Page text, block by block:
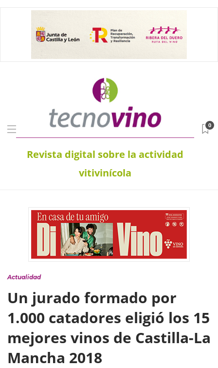
Revista digital sobre la actividad
vitivinícola
0
Actualidad
Un jurado formado por
1.000 catadores eligió los 15
mejores vinos de Castilla-La
Mancha 2018